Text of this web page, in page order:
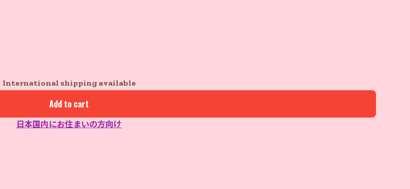
International shipping available
Add to cart
日本国内にお住まいの方向け